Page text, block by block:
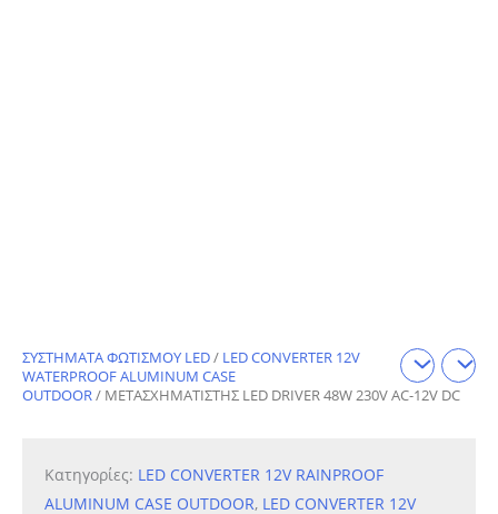
ΣΥΣΤΗΜΑΤΑ ΦΩΤΙΣΜΟΥ LED/ LED CONVERTER 12V
WATERPROOF ALUMINUM CASE
OUTDOOR/ ΜΕΤΑΣΧΗΜΑΤΙΣΤΗΣ LED DRIVER 48W 230V AC-12V DC
Κατηγορίες: LED CONVERTER 12V RAINPROOF
ALUMINUM CASE OUTDOOR, LED CONVERTER 12V